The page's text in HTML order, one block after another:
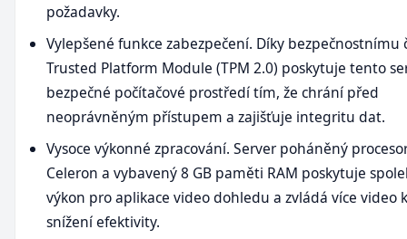
požadavky.
Vylepšené funkce zabezpečení. Díky bezpečnostnímu
Trusted Platform Module (TPM 2.0) poskytuje tento
bezpečné počítačové prostředí tím, že chrání před
neoprávněným přístupem a zajišťuje integritu dat.
Vysoce výkonné zpracování. Server poháněný
Celeron a vybavený 8 GB paměti RAM poskytuje
výkon pro aplikace video dohledu a zvládá více video
snížení efektivity.